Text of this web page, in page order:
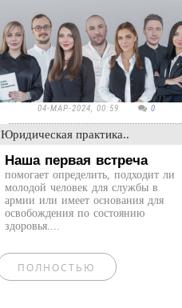
04-МАР-2024, 00:59 0
Юридическая практика..
Наша первая встреча
помогает определить, подходит ли
молодой человек для службы в
армии или имеет основания для
освобождения по состоянию
здоровья....
ПОЛНОСТЬЮ